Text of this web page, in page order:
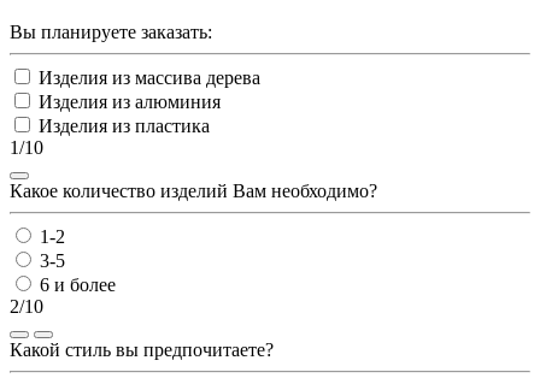
Вы планируете заказать:
Изделия из массива дерева
Изделия из алюминия
Изделия из пластика
1/10
Какое количество изделий Вам необходимо?
1-2
3-5
6 и более
2/10
Какой стиль вы предпочитаете?